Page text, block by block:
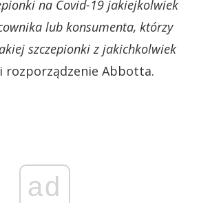
na Covid-19 jakiejkolwiek
lub konsumenta, którzy
szczepionki z jakichkolwiek
rozporządzenie Abbotta.
ad